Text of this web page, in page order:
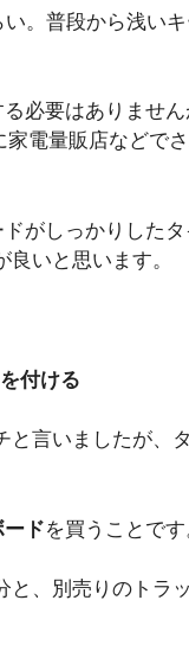
。普段から浅い
必要はありませ
電量販店などで
がしっかりした
いと思います。
付ける
と言いましたが、
ードを買うことです
、別売りのトラ